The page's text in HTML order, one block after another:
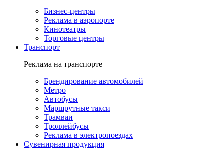
Бизнес-центры
Реклама в аэропорте
Кинотеатры
Торговые центры
Транспорт
Реклама на транспорте
Брендирование автомобилей
Метро
Автобусы
Маршрутные такси
Трамваи
Троллейбусы
Реклама в электропоездах
Сувенирная продукция